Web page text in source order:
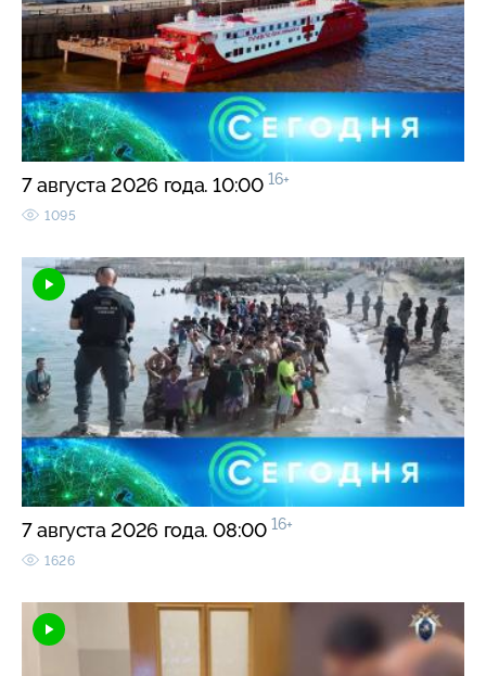
7 августа 2026 года. 10:00 16+
1095
7 августа 2026 года. 08:00 16+
1626